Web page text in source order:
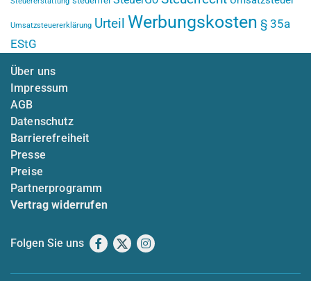
Umsatzsteuererklärung Urteil Werbungskosten § 35a
EStG
Über uns
Impressum
AGB
Datenschutz
Barrierefreiheit
Presse
Preise
Partnerprogramm
Vertrag widerrufen
Folgen Sie uns Facebook
X Instagram